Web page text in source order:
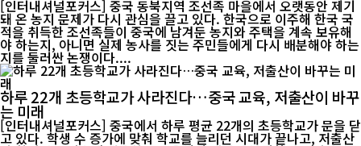
[인터내셔널포커스] 중국 동북지역 조선족 마을에서 오랫동안 제기
돼 온 농지 문제가 다시 관심을 끌고 있다. 한국으로 이주해 한국 국
적을 취득한 조선족들이 중국에 남겨둔 농지와 주택을 계속 보유해
야 하는지, 아니면 실제 농사를 짓는 주민들에게 다시 배분해야 하는
지를 둘러싼 논쟁이다....
하루 22개 초등학교가 사라진다…중국 교육, 저출산이 바꾸
는 미래
[인터내셔널포커스] 중국에서 하루 평균 22개의 초등학교가 문을 닫
고 있다. 학생 수 증가에 맞춰 학교를 늘리던 시대가 끝나고, 저출산